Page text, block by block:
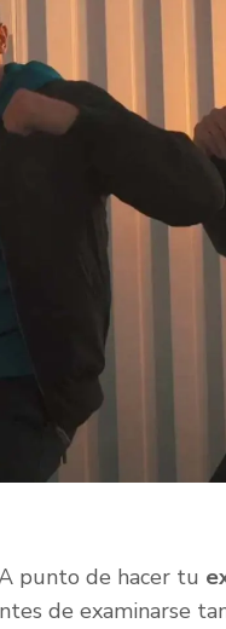
punto de hacer tu
de examinarse